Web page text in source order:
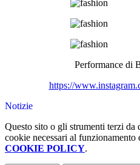
Performance di
https://
Notizie
Questo sito o gli strumenti terzi
cookie necessari al
COOKIE POLICY.